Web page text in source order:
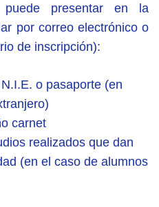
presentar en la
por correo electrónico o
de inscripción):
o pasaporte (en
carnet
realizados que dan
(en el caso de alumnos